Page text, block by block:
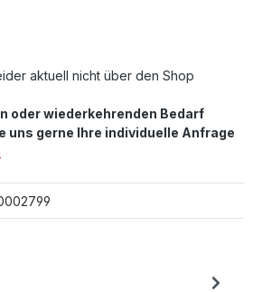
von 5 von 5 Sternen
aktuell nicht über den Shop
oder wiederkehrenden Bedarf
uns gerne Ihre individuelle Anfrage